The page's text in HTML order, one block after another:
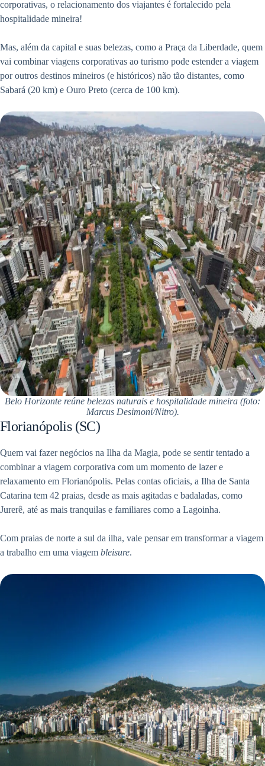
corporativas, o relacionamento dos viajantes é fortalecido pela
hospitalidade mineira!
Mas, além da capital e suas belezas, como a Praça da Liberdade, quem
vai combinar viagens corporativas ao turismo pode estender a viagem
por outros destinos mineiros (e históricos) não tão distantes, como
Sabará (20 km) e Ouro Preto (cerca de 100 km).
Belo Horizonte reúne belezas naturais e hospitalidade mineira (foto:
Marcus Desimoni/Nitro).
Florianópolis (SC)
Quem vai fazer negócios na Ilha da Magia, pode se sentir tentado a
combinar a viagem corporativa com um momento de lazer e
relaxamento em Florianópolis. Pelas contas oficiais, a Ilha de Santa
Catarina tem 42 praias, desde as mais agitadas e badaladas, como
Jurerê, até as mais tranquilas e familiares como a Lagoinha.
Com praias de norte a sul da ilha, vale pensar em transformar a viagem
a trabalho em uma viagem bleisure.